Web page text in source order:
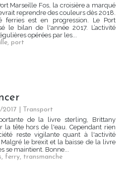
Marseille Fos, la croisière a marqué
reprendre des couleurs dès 2018.
ferries est en progression. Le Port
le bilan de l'année 2017. L’activité
opérées par les...
, port
2017
Transport
de la livre sterling, Brittany
la tête hors de l'eau. Cependant rien
reste vigilante quant à l'activité
le brexit et la baisse de la livre
se maintient. Bonne...
, ferry, transmanche